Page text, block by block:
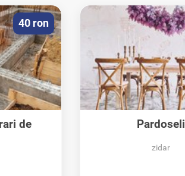
de
40 ron
Pardoseli
zidar